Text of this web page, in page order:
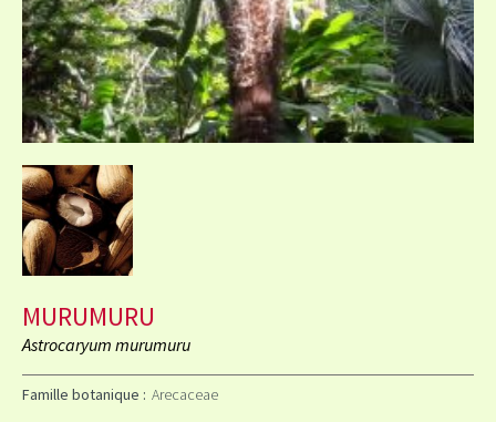
MURUMURU
Astrocaryum murumuru
Famille botanique : Arecaceae